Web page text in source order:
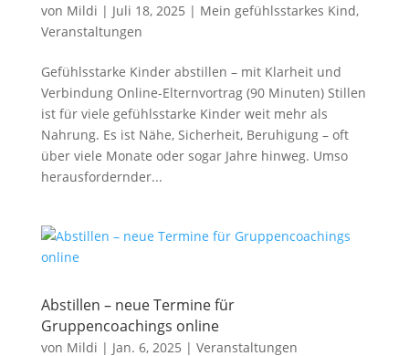
von Mildi | Juli 18, 2025 | Mein gefühlsstarkes Kind,
Veranstaltungen
Gefühlsstarke Kinder abstillen – mit Klarheit und
Verbindung Online-Elternvortrag (90 Minuten) Stillen
ist für viele gefühlsstarke Kinder weit mehr als
Nahrung. Es ist Nähe, Sicherheit, Beruhigung – oft
über viele Monate oder sogar Jahre hinweg. Umso
herausfordernder...
Abstillen – neue Termine für
Gruppencoachings online
von Mildi | Jan. 6, 2025 | Veranstaltungen